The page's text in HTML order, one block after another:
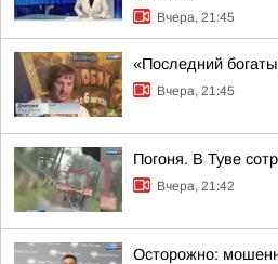
Вчера, 21:45
«Последний
Вчера, 21:45
Погоня. В Туве
Вчера, 21:42
Осторожно: